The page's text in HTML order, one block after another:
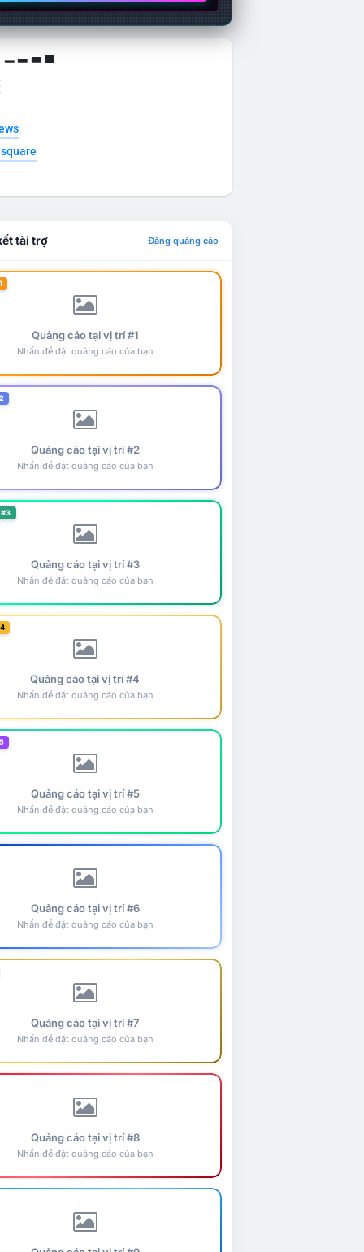
▁ ▂ ▃ ▄
tài trợ Đăng quảng cáo
Quảng cáo tại vị trí #1
Nhấn để đặt quảng cáo của bạn
Quảng cáo tại vị trí #2
Nhấn để đặt quảng cáo của bạn
Quảng cáo tại vị trí #3
Nhấn để đặt quảng cáo của bạn
Quảng cáo tại vị trí #4
Nhấn để đặt quảng cáo của bạn
Quảng cáo tại vị trí #5
Nhấn để đặt quảng cáo của bạn
Quảng cáo tại vị trí #6
Nhấn để đặt quảng cáo của bạn
Quảng cáo tại vị trí #7
Nhấn để đặt quảng cáo của bạn
Quảng cáo tại vị trí #8
Nhấn để đặt quảng cáo của bạn